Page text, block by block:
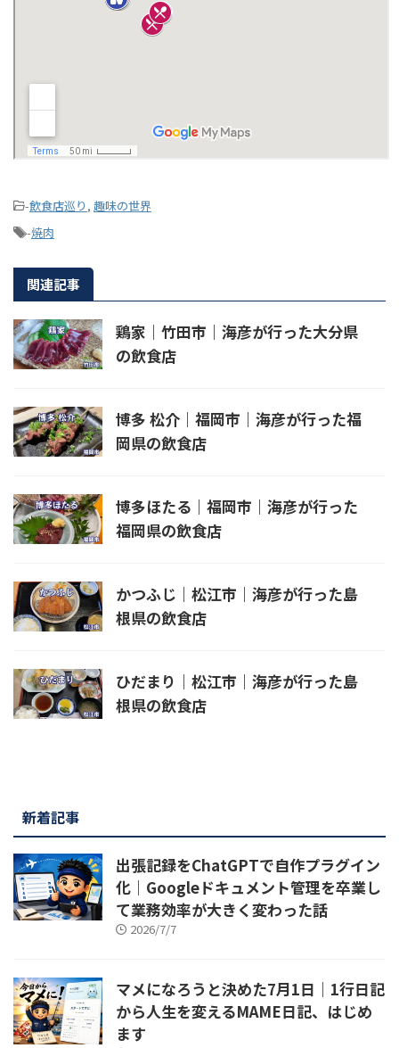
-飲食店巡り , 趣味の世界
-焼肉
関連記事
鶏家｜竹田市｜海彦が行った大分県
の飲食店
博多 松介｜福岡市｜海彦が行った福
岡県の飲食店
博多ほたる｜福岡市｜海彦が行った
福岡県の飲食店
かつふじ｜松江市｜海彦が行った島
根県の飲食店
ひだまり｜松江市｜海彦が行った島
根県の飲食店
新着記事
出張記録をChatGPTで自作プラグイン
化｜Googleドキュメント管理を卒業し
て業務効率が大きく変わった話
2026/7/7
マメになろうと決めた7月1日｜1行日記
から人生を変えるMAME日記、はじめ
ます